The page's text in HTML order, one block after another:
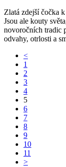
Zlatá zdejší čočka
Jsou ale kouty
novoročních tradic
odvahy, otrlosti a
<
1
2
3
4
5
6
7
8
9
10
11
>